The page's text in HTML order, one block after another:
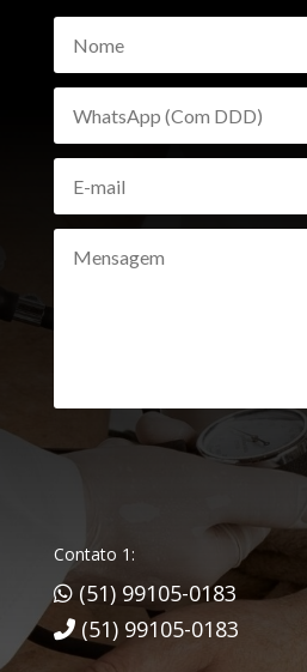
Contato 1:
(51) 99105-0183
(51) 99105-0183